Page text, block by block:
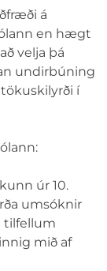
á
en hægt
velja þá
undirbúning
í
úr 10.
umsóknir
tilfellum
mið af